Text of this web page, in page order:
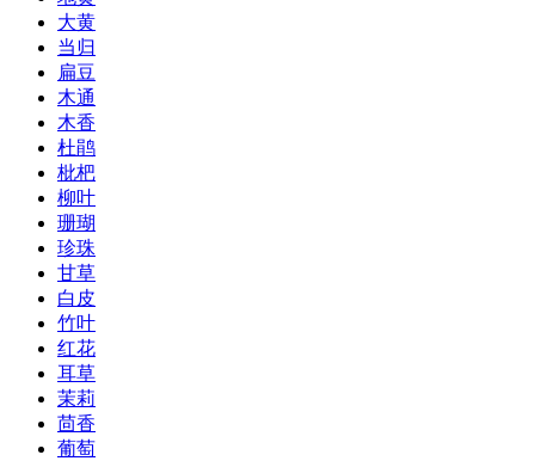
大黄
当归
扁豆
木通
木香
杜鹃
枇杷
柳叶
珊瑚
珍珠
甘草
白皮
竹叶
红花
耳草
茉莉
茴香
葡萄